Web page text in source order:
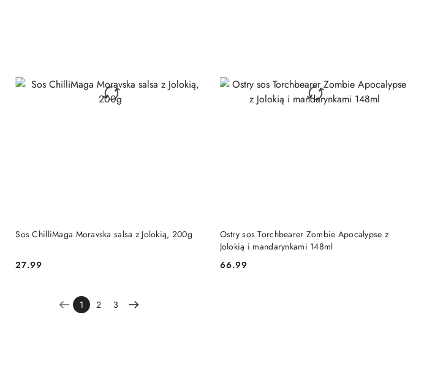
Sos ChilliMaga Moravska salsa z Jolokią, 200g
Cena:
27.99
DO KOSZYKA
Ostry sos Torchbearer Zombie Apocalypse z
Jolokią i mandarynkami 148ml
Cena:
66.99
DO KOSZYKA
1 2 3